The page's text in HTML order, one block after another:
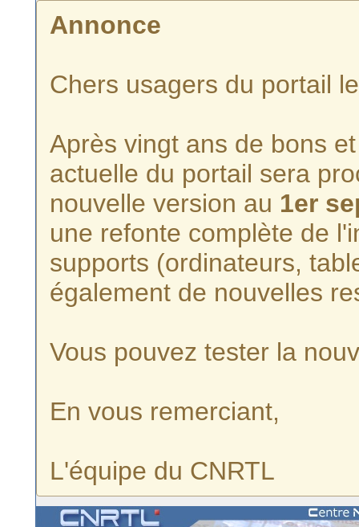
Annonce
Chers usagers du portail
Après vingt ans de bons
actuelle du portail sera
nouvelle version au 1er
une refonte complète de
supports (ordinateurs,
également de nouvelles
Vous pouvez tester la
En vous remerciant,
L'équipe du CNRTL